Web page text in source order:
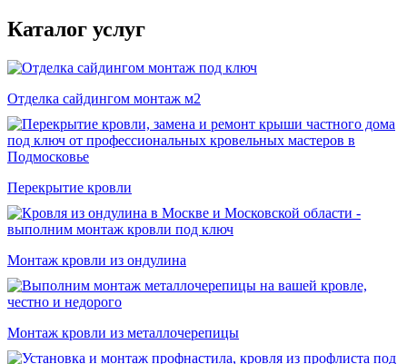
Каталог услуг
Отделка сайдингом монтаж м2
Перекрытие кровли
Монтаж кровли из ондулина
Монтаж кровли из металлочерепицы